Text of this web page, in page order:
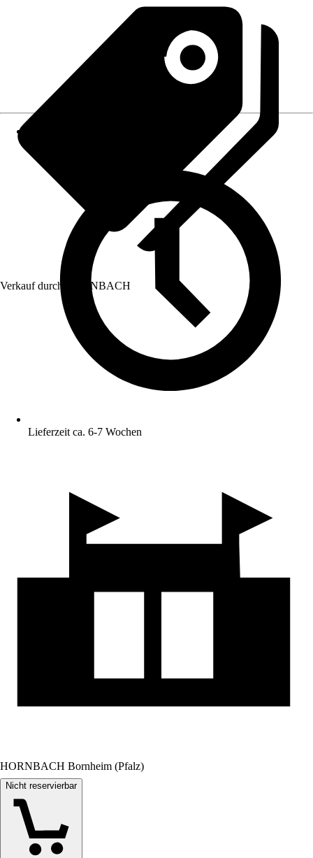
Verkauf durch: HORNBACH
Lieferzeit ca. 6-7 Wochen
HORNBACH Bornheim (Pfalz)
Nicht reservierbar